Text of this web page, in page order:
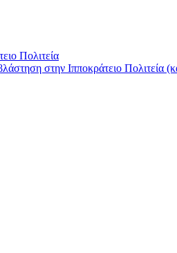
Πολιτεία
στην Ιπποκράτειο Πολιτεία